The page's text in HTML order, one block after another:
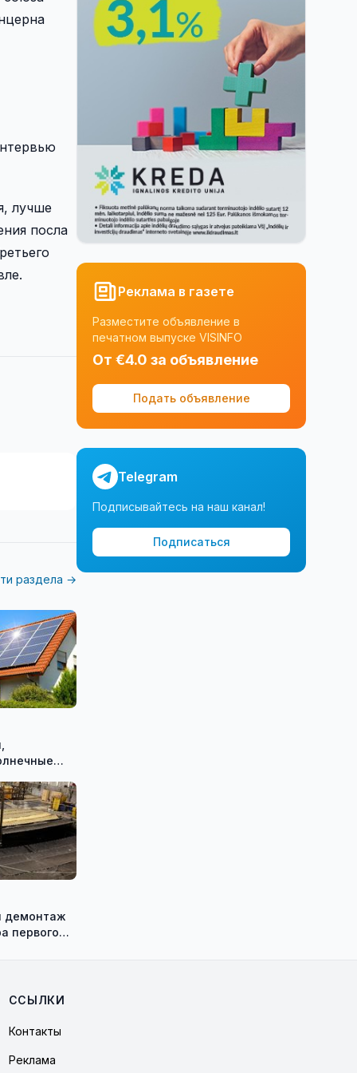
лучше
посла
раздела →
на
демонтаж
первого
Реклама в газете
Разместите объявление в
печатном выпуске VISINFO
От €4.0 за объявление
Подать объявление
Telegram
Подписывайтесь на наш канал!
Подписаться
ССЫЛКИ
Контакты
Реклама